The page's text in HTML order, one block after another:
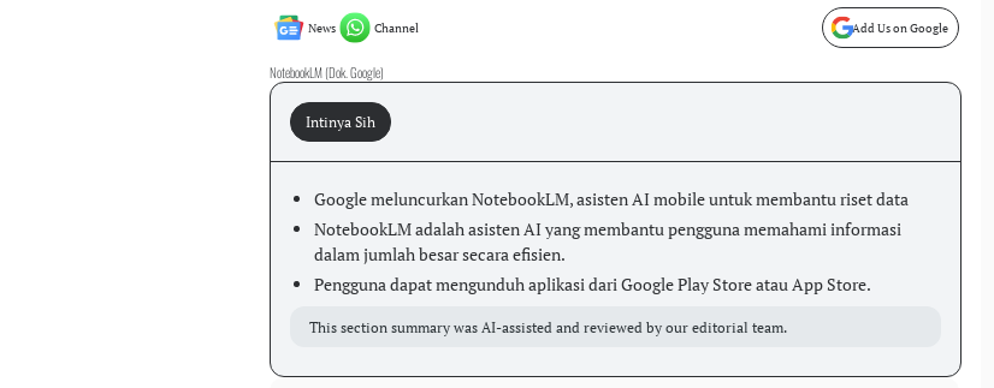
News Channel Add Us on Google
NotebookLM (Dok. Google)
Intinya Sih
Google meluncurkan NotebookLM, asisten AI mobile untuk membantu riset data
NotebookLM adalah asisten AI yang membantu pengguna memahami informasi
dalam jumlah besar secara efisien.
Pengguna dapat mengunduh aplikasi dari Google Play Store atau App Store.
This section summary was AI-assisted and reviewed by our editorial team.